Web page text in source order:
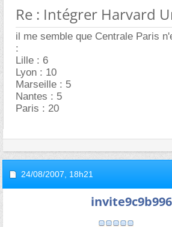
Re : Intégrer Harvard
il me semble que Centrale Paris
:
Lille : 6
Lyon : 10
Marseille : 5
Nantes : 5
Paris : 20
24/08/2007, 18h21